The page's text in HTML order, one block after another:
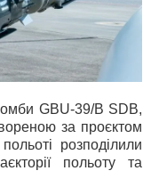
GBU-39/B SDB,
за проєктом
розподілили
польоту та